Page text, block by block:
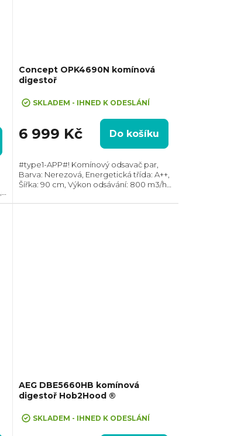
Concept OPK4690N komínová
digestoř
SKLADEM - IHNED K ODESLÁNÍ
6 999 Kč Do košíku
#type1-APP#! Komínový odsavač par,
Barva: Nerezová, Energetická třída: A++,
Šířka: 90 cm, Výkon odsávání: 800 m3/h,
Horní, Možnost recirkulace i odtahu ven
AEG DBE5660HB komínová
digestoř Hob2Hood ®
SKLADEM - IHNED K ODESLÁNÍ